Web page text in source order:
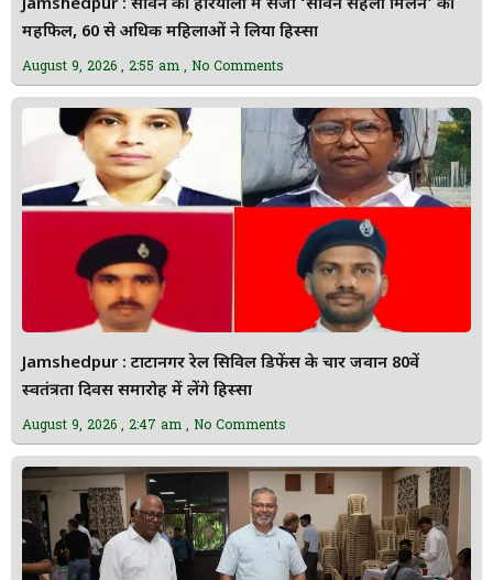
Jamshedpur : सावन की हरियाली में सजी ‘सावन सहेली मिलन’ की
महफिल, 60 से अधिक महिलाओं ने लिया हिस्सा
August 9, 2026 2:55 am No Comments
Jamshedpur : टाटानगर रेल सिविल डिफेंस के चार जवान 80वें
स्वतंत्रता दिवस समारोह में लेंगे हिस्सा
August 9, 2026 2:47 am No Comments